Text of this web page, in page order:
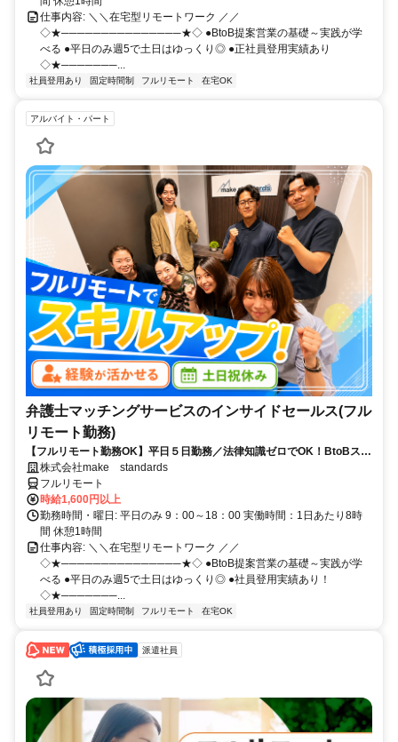
仕事内容: ＼＼在宅型リモートワーク ／／
◇★───────────────★◇ ●BtoB提案営業の基礎～実践が学
べる ●平日のみ週5で土日はゆっくり◎ ●正社員登用実績あり
◇★───────...
社員登用あり 固定時間制 フルリモート 在宅OK
アルバイト・パート
弁護士マッチングサービスのインサイドセールス(フル
リモート勤務)
【フルリモート勤務OK】平日５日勤務／法律知識ゼロでOK！BtoBスキ
ルが身につく営業職
株式会社make standards
フルリモート
時給1,600円以上
勤務時間・曜日: 平日のみ 9：00～18：00 実働時間：1日あたり8時
間 休憩1時間
仕事内容: ＼＼在宅型リモートワーク ／／
◇★───────────────★◇ ●BtoB提案営業の基礎～実践が学
べる ●平日のみ週5で土日はゆっくり◎ ●社員登用実績あり！
◇★───────...
社員登用あり 固定時間制 フルリモート 在宅OK
派遣社員